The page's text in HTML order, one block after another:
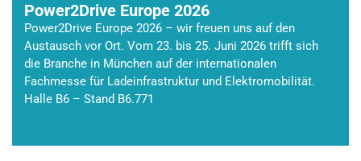
Power2Drive Europe 2026
Power2Drive Europe 2026 – wir freuen uns auf den
Austausch vor Ort. Vom 23. bis 25. Juni 2026 trifft sich
die Branche in München auf der internationalen
Fachmesse für Ladeinfrastruktur und Elektromobilität.
Halle B6 – Stand B6.771